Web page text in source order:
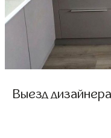
Выезд